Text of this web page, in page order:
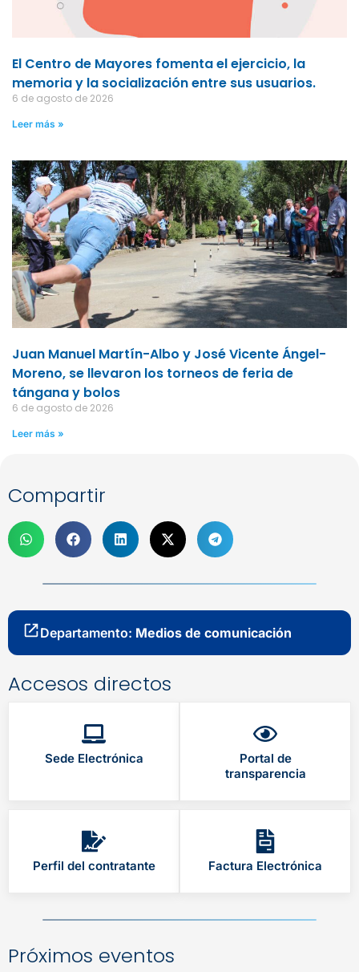
El Centro de Mayores fomenta el ejercicio, la
memoria y la socialización entre sus usuarios.
6 de agosto de 2026
Leer más »
Juan Manuel Martín-Albo y José Vicente Ángel-
Moreno, se llevaron los torneos de feria de
tángana y bolos
6 de agosto de 2026
Leer más »
Compartir
Departamento: Medios de comunicación
Accesos directos
Sede Electrónica
Portal de
transparencia
Perfil del contratante Factura Electrónica
Próximos eventos